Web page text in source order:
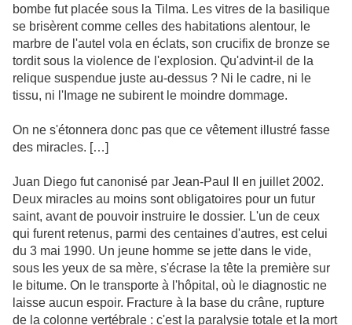
bombe fut placée sous la Tilma. Les vitres de la basilique
se brisèrent comme celles des habitations alentour, le
marbre de l'autel vola en éclats, son crucifix de bronze se
tordit sous la violence de l'explosion. Qu'advint-il de la
relique suspendue juste au-dessus ? Ni le cadre, ni le
tissu, ni l'Image ne subirent le moindre dommage.
On ne s'étonnera donc pas que ce vêtement illustré fasse
des miracles. […]
Juan Diego fut canonisé par Jean-Paul II en juillet 2002.
Deux miracles au moins sont obligatoires pour un futur
saint, avant de pouvoir instruire le dossier. L'un de ceux
qui furent retenus, parmi des centaines d'autres, est celui
du 3 mai 1990. Un jeune homme se jette dans le vide,
sous les yeux de sa mère, s'écrase la tête la première sur
le bitume. On le transporte à l'hôpital, où le diagnostic ne
laisse aucun espoir. Fracture à la base du crâne, rupture
de la colonne vertébrale : c'est la paralysie totale et la mort